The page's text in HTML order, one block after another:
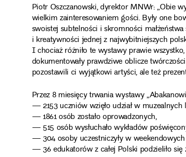
Piotr Oszczanowski, dyrektor MNWr: „Obie
wielkim zainteresowaniem gości. Były one
swoistej subtelności i skromności
i kreatywności jednej z najwybitniejszych
I chociaż różniło te wystawy prawie
dokumentowały prawdziwe oblicze
pozostawili ci wyjątkowi artyści, ale też
Przez 8 miesięcy trwania wystawy
— 2153 uczniów wzięło udział w
— 1861 osób zostało oprowadzonych,
— 515 osób wysłuchało wykładów
— 304 osoby uczestniczyły w
— 36 edukatorów z całej Polski podzieliło